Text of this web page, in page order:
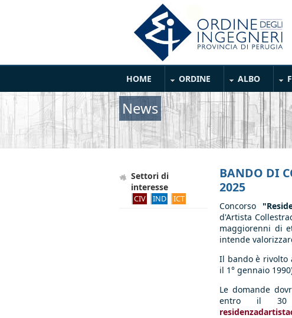
Main Menu
HOME ORDINE ALBO
News
Settori di
interesse
CIV IND ICT
BANDO DI
2025
Concorso
d'Artista
maggiorenni di
intende
Il bando è rivolto
il 1° gennaio
Le domande
entro il 30